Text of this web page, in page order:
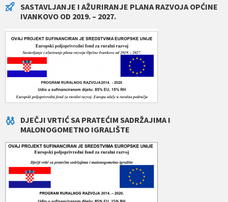
SASTAVLJANJE I AŽURIRANJE PLANA RAZVOJA OPĆINE
IVANKOVO OD 2019. – 2027.
DJEČJI VRTIĆ SA PRATEĆIM SADRŽAJIMA I
MALONOGOMETNO IGRALIŠTE